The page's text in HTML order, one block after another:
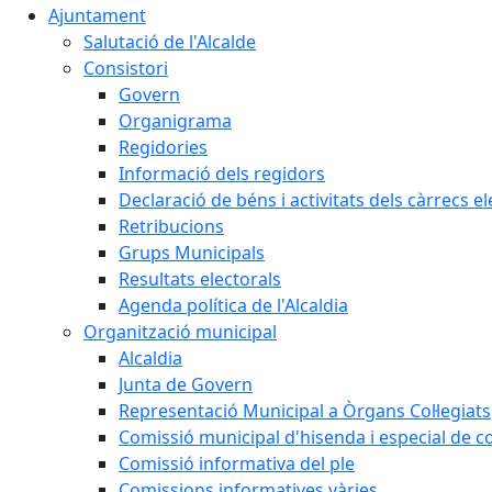
Ajuntament
Salutació de l'Alcalde
Consistori
Govern
Organigrama
Regidories
Informació dels regidors
Declaració de béns i activitats dels càrrecs
Retribucions
Grups Municipals
Resultats electorals
Agenda política de l'Alcaldia
Organització municipal
Alcaldia
Junta de Govern
Representació Municipal a Òrgans Col·legiats
Comissió municipal d'hisenda i especial de
Comissió informativa del ple